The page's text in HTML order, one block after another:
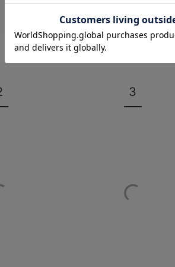
マタニティ用品の人気ラ
マタニティウェア
3